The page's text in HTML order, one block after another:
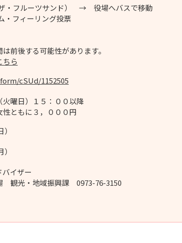
・フルーツサンド） → 役場へバスで移動
フィーリング投票
前後する可能性があります。
ちら
cSUd/1152505
曜日）１５：００以降
ともに３，０００円
イザー
観光・地域振興課 0973-76-3150